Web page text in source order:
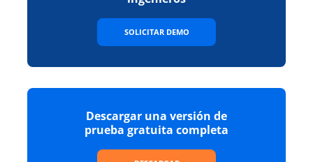
SOLICITAR DEMO
Descargar una versión de
prueba gratuita completa